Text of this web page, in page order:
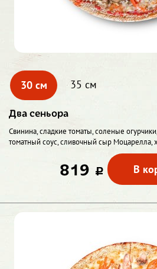
30 см 35 см
Два сеньора
Свинина, сладкие томаты, соленые
томатный соус, сливочный сыр Моцарелла,
819 c В